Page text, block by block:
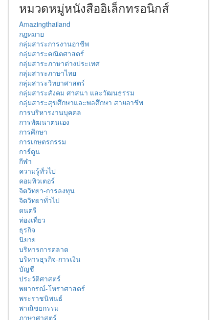
หมวดหมู่หนังสืออิเล็กทรอนิกส์
Amazingthailand
กฏหมาย
กลุ่มสาระการงานอาชีพ
กลุ่มสาระคณิตศาสตร์
กลุ่มสาระภาษาต่างประเทศ
กลุ่มสาระภาษาไทย
กลุ่มสาระวิทยาศาสตร์
กลุ่มสาระสังคม ศาสนา และวัฒนธรรม
กลุ่มสาระสุขศึกษาและพลศึกษา สายอาชีพ
การบริหารงานบุคคล
การพัฒนาตนเอง
การศึกษา
การเกษตรกรรม
การ์ตูน
กีฬา
ความรู้ทั่วไป
คอมพิวเตอร์
จิตวิทยา-การลงทุน
จิตวิทยาทั่วไป
ดนตรี
ท่องเที่ยว
ธุรกิจ
นิยาย
บริหารการตลาด
บริหารธุรกิจ-การเงิน
บัญชี
ประวัติศาสตร์
พยากรณ์-โหราศาสตร์
พระราชนิพนธ์
พาณิชยกรรม
ภาษาศาสตร์